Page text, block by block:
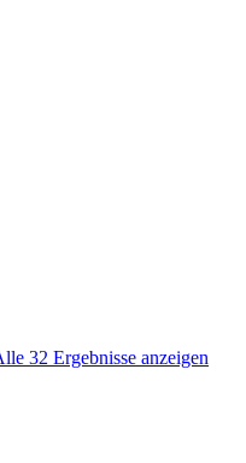
32 Ergebnisse anzeigen